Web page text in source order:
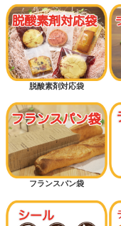
脱酸素剤対応袋
フランスパン袋